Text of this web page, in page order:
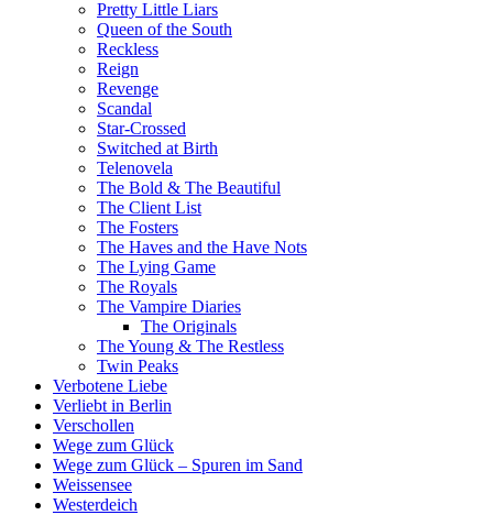
Pretty Little Liars
Queen of the South
Reckless
Reign
Revenge
Scandal
Star-Crossed
Switched at Birth
Telenovela
The Bold & The Beautiful
The Client List
The Fosters
The Haves and the Have Nots
The Lying Game
The Royals
The Vampire Diaries
The Originals
The Young & The Restless
Twin Peaks
Verbotene Liebe
Verliebt in Berlin
Verschollen
Wege zum Glück
Wege zum Glück – Spuren im Sand
Weissensee
Westerdeich